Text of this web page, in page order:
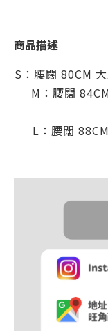
商品描述
S： 腰闊 80CM
M： 腰闊
L： 腰闊 88CM